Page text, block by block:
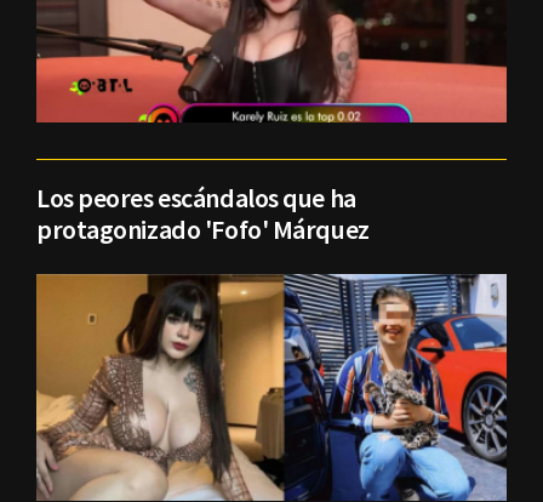
Los peores escándalos que ha
protagonizado 'Fofo' Márquez